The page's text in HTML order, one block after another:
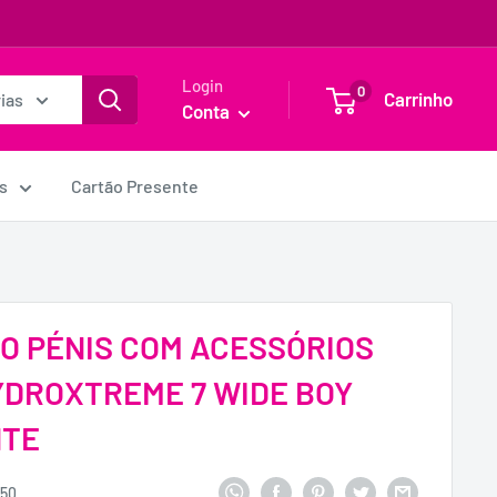
Login
Conta
0 Carrinho
Cartão Presente
PÉNIS COM ACESSÓRIOS
7 WIDE BOY